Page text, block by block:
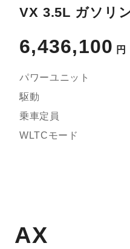
VX 3.5L ガソリ
6,436,100 円
パワーユニット
駆動
乗車定員
WLTCモード
AX